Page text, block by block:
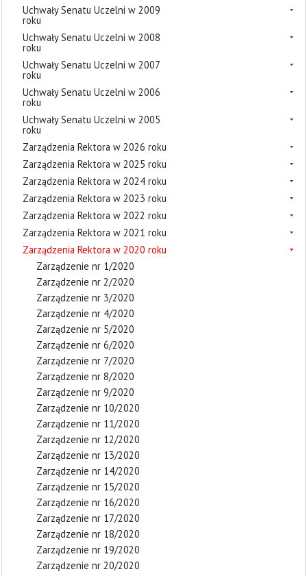
Uchwały Senatu Uczelni w 2009
roku
Uchwały Senatu Uczelni w 2008
roku
Uchwały Senatu Uczelni w 2007
roku
Uchwały Senatu Uczelni w 2006
roku
Uchwały Senatu Uczelni w 2005
roku
Zarządzenia Rektora w 2026 roku
Zarządzenia Rektora w 2025 roku
Zarządzenia Rektora w 2024 roku
Zarządzenia Rektora w 2023 roku
Zarządzenia Rektora w 2022 roku
Zarządzenia Rektora w 2021 roku
Zarządzenia Rektora w 2020 roku
Zarządzenie nr 1/2020
Zarządzenie nr 2/2020
Zarządzenie nr 3/2020
Zarządzenie nr 4/2020
Zarządzenie nr 5/2020
Zarządzenie nr 6/2020
Zarządzenie nr 7/2020
Zarządzenie nr 8/2020
Zarządzenie nr 9/2020
Zarządzenie nr 10/2020
Zarządzenie nr 11/2020
Zarządzenie nr 12/2020
Zarządzenie nr 13/2020
Zarządzenie nr 14/2020
Zarządzenie nr 15/2020
Zarządzenie nr 16/2020
Zarządzenie nr 17/2020
Zarządzenie nr 18/2020
Zarządzenie nr 19/2020
Zarządzenie nr 20/2020